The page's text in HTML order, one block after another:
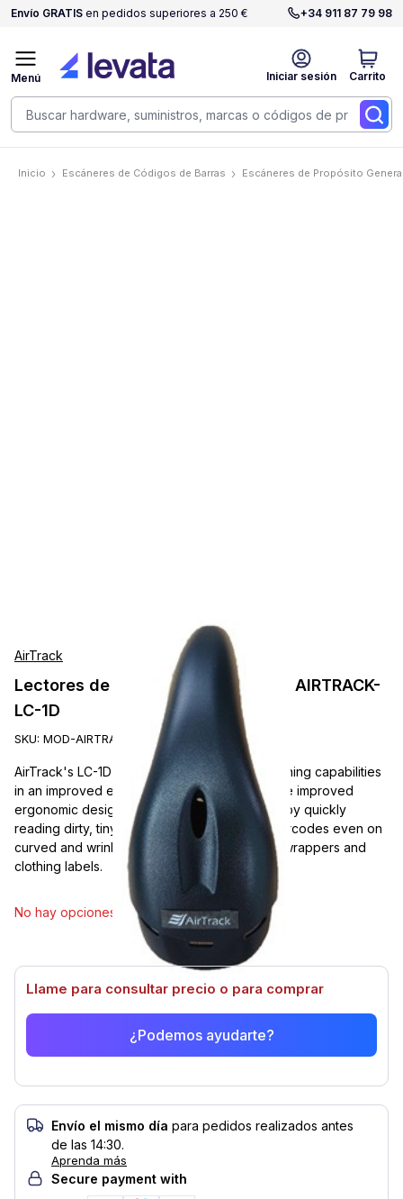
Envío GRATIS en pedidos superiores a 250 € +34 911 87 79 98
Iniciar sesión Carrito
Menú
Inicio Escáneres de Códigos de Barras Escáneres de Propósito
AirTrack
Lectores de Presentación AirTrack AIRTRACK-
LC-1D
SKU: MOD-AIRTRACK-LC-1D
AirTrack's LC-1D scanner offers superior scanning capabilities
in an improved ergonomic form factor. With the improved
ergonomic design, users can work efficiently by quickly
reading dirty, tiny, damaged or out of spec barcodes even on
curved and wrinkled surfaces such as bread wrappers and
clothing labels.
Seleccionar modelo
No hay opciones disponibles de este artículo.
Llame para consultar precio o para comprar
¿Podemos ayudarte?
Envío el mismo día para pedidos realizados antes
de las 14:30.
Aprenda más
Secure payment with